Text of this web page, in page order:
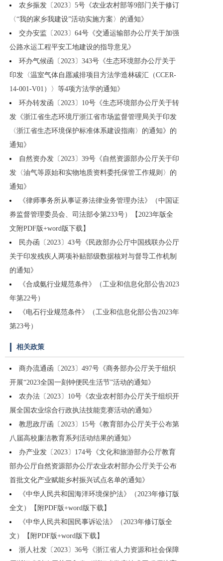
农乡振发〔2023〕5号《农业农村部等9部门关于修订
〈“我的家乡我建设”活动实施方案〉的通知》
交办安监〔2023〕64号《交通运输部办公厅关于加强
公路水运工程平安工地建设的指导意见》
环办气候函〔2023〕343号《生态环境部办公厅关于
印发〈温室气体自愿减排项目方法学造林碳汇（CCER-
14-001-V01）〉等4项方法学的通知》
环办转发函〔2023〕10号《生态环境部办公厅关于转
发《浙江省生态环境厅浙江省市场监督管理局关于印发
〈浙江省生态环境保护标准体系建设指南〉的通知》的
通知》
自然资办发〔2023〕39号《自然资源部办公厅关于印
发〈油气等原始和实物地质资料委托保管工作规则〉的
通知》
《律师事务所从事证券法律业务管理办法》（中国证
券监督管理委员会、司法部令第233号）【2023年版全
文附PDF版+word版下载】
民办函〔2023〕43号《民政部办公厅中国残联办公厅
关于印发残疾人两项补贴部级数据核对与督导工作机制
的通知》
《合成氨行业规范条件》（工业和信息化部公告2023
年第22号）
《电石行业规范条件》（工业和信息化部公告2023年
第23号）
相关政策
商办流通函〔2023〕497号《商务部办公厅关于组织
开展“2023全国一刻钟便民生活节”活动的通知》
农办法〔2023〕10号《农业农村部办公厅关于组织开
展全国农业综合行政执法技能竞赛活动的通知》
教思政厅函〔2023〕15号《教育部办公厅关于公布第
八届高校廉洁教育系列活动结果的通知》
办产业发〔2023〕174号《文化和旅游部办公厅教育
部办公厅自然资源部办公厅农业农村部办公厅关于公布
首批文化产业赋能乡村振兴试点名单的通知》
《中华人民共和国海洋环境保护法》（2023年修订版
全文）【附PDF版+word版下载】
《中华人民共和国民事诉讼法》（2023年修订版全
文）【附PDF版+word版下载】
浙人社发〔2023〕36号《浙江省人力资源和社会保障